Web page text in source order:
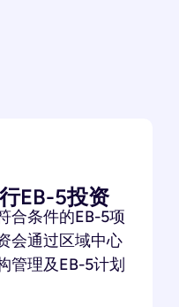
EB-5投资
合条件的EB-5项
会通过区域中心
管理及EB-5计划